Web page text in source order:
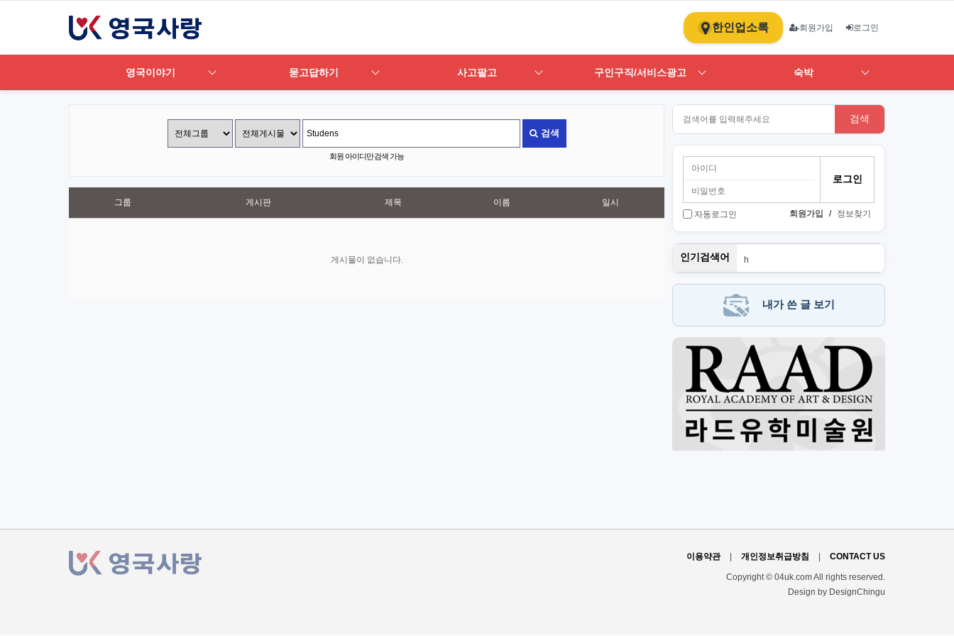
한인업소록 회원가입 로그인
영국이야기 묻고답하기 사고팔고 구인구직/서비스광고 숙박
검색
회원 아이디만 검색 가능
그룹 게시판 제목 이름 일시
게시물이 없습니다.
검색
자동로그인 회원가입 / 정보찾기
인기검색어
h
1
PT
단기
내가 쓴 글 보기
이용약관 | 개인정보취급방침 | CONTACT US
Copyright © 04uk.com All rights reserved.
Design by DesignChingu